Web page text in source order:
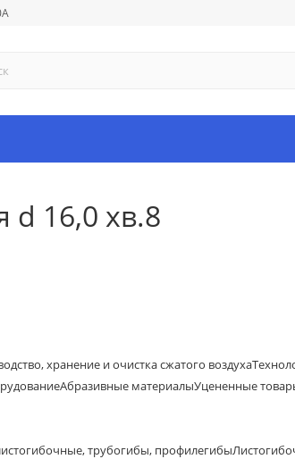
d 16,0 хв.8
хранение и очистка сжатого воздуха
Абразивные материалыУцененные
трубогибы, профилегибы